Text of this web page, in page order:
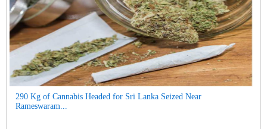
290 Kg of Cannabis Headed for Sri Lanka Seized Near
Rameswaram...